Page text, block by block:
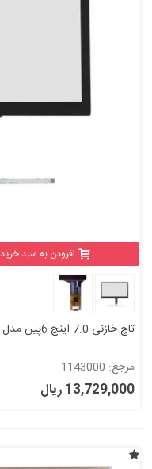
افزودن به سبد خرید
تاچ خازنی 7.0 اینچ 6پین مدل - touch 7inch gt911
مرجع: 1143000
13,729,000 ریال